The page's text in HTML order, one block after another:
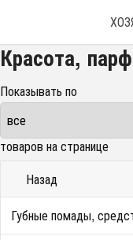
Красота,
Показывать по
товаров на странице
Назад
Губные помады,